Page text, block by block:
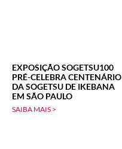
EXPOSIÇÃO SOGETSU100
PRÉ-CELEBRA CENTENÁRIO
DA SOGETSU DE IKEBANA
EM SÃO PAULO
SAIBA MAIS >